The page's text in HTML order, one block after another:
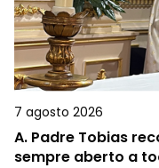
7 agosto 2026
A. Padre Tobias
sempre aberto a